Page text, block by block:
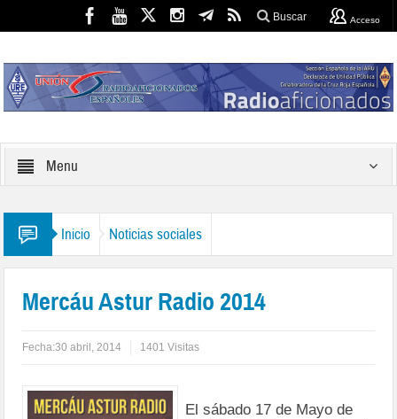
Buscar Acceso
Menu
Inicio Noticias sociales
Mercáu Astur Radio 2014
Fecha:30 abril, 2014 1401 Visitas
El sábado 17 de Mayo de